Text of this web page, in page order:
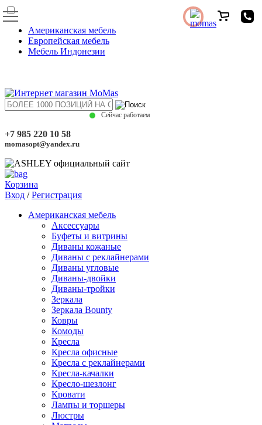
Американская мебель
Европейская мебель
Мебель Индонезии
Сейчас работаем
+7 985 220 10 58
momasopt@yandex.ru
Корзина
Вход /Регистрация
Американская мебель
Аксессуары
Буфеты и витрины
Диваны кожаные
Диваны с реклайнерами
Диваны угловые
Диваны-двойки
Диваны-тройки
Зеркала
Зеркала Bounty
Ковры
Комоды
Кресла
Кресла офисные
Кресла с реклайнерами
Кресла-качалки
Кресло-шезлонг
Кровати
Лампы и торшеры
Люстры